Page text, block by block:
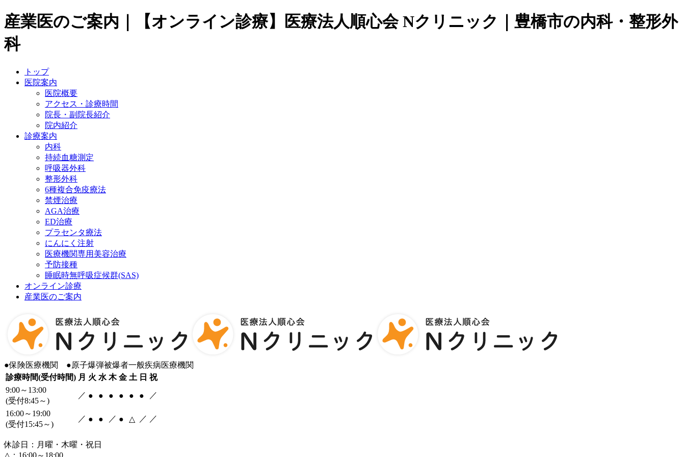
産業医のご案内｜【オンライン診療】医療法人順心会 Nクリニック｜豊橋市の内科・整形外
科
トップ
医院案内
医院概要
アクセス・診療時間
院長・副院長紹介
院内紹介
診療案内
内科
持続血糖測定
呼吸器外科
整形外科
6種複合免疫療法
禁煙治療
AGA治療
ED治療
プラセンタ療法
にんにく注射
医療機関専用美容治療
予防接種
睡眠時無呼吸症候群(SAS)
オンライン診療
産業医のご案内
●保険医療機関 ●原子爆弾被爆者一般疾病医療機関
診療時間(受付時間) 月 火 水 木 金 土 日 祝
9:00～13:00
(受付8:45～)
／ ● ● ● ● ● ● ／
16:00～19:00
(受付15:45～)
／ ● ● ／ ● △ ／ ／
休診日：月曜・木曜・祝日
△：16:00～18:00